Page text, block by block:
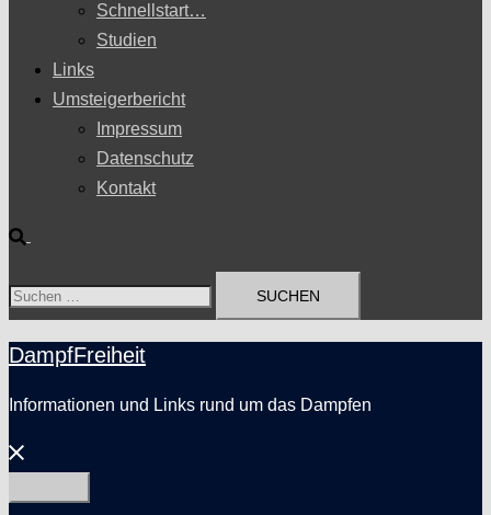
Schnellstart…
Studien
Links
Umsteigerbericht
Impressum
Datenschutz
Kontakt
Suche
Suchen
DampfFreiheit
Informationen und Links rund um das Dampfen
Menü
schließen